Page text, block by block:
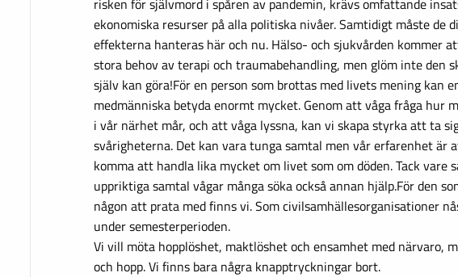
risken för självmord i spåren av pandemin, krävs omfattande
ekonomiska resurser på alla politiska nivåer. Samtidigt måste de
effekterna hanteras här och nu. Hälso- och sjukvården kommer
stora behov av terapi och traumabehandling, men glöm inte den
själv kan göra!För en person som brottas med livets mening kan
medmänniska betyda enormt mycket. Genom att våga fråga hur
i vår närhet mår, och att våga lyssna, kan vi skapa styrka att ta
svårigheterna. Det kan vara tunga samtal men vår erfarenhet är
komma att handla lika mycket om livet som om döden. Tack vare
uppriktiga samtal vågar många söka också annan hjälp.För den
någon att prata med finns vi. Som civilsamhällesorganisationer
under semesterperioden.
Vi vill möta hopplöshet, maktlöshet och ensamhet med närvaro,
och hopp. Vi finns bara några knapptryckningar bort.